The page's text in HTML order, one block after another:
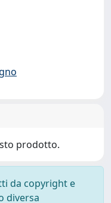
prodotto.
da copyright e
diversa